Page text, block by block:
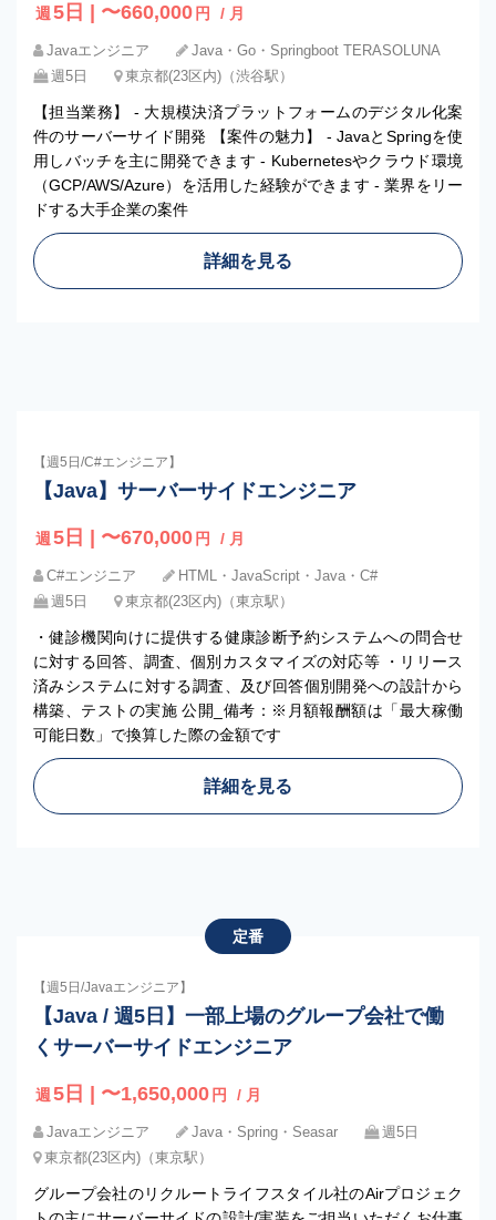
週 5日 | 〜660,000 円 / 月
Javaエンジニア
Java・Go・Springboot TERASOLUNA
週5日
東京都(23区内)（渋谷駅）
【担当業務】 - 大規模決済プラットフォームのデジタル化案
件のサーバーサイド開発 【案件の魅力】 - JavaとSpringを使
用しバッチを主に開発できます - Kubernetesやクラウド環境
（GCP/AWS/Azure）を活用した経験ができます - 業界をリー
ドする大手企業の案件
詳細を見る
【週5日/C#エンジニア】
【Java】サーバーサイドエンジニア
週 5日 | 〜670,000 円 / 月
C#エンジニア
HTML・JavaScript・Java・C#
週5日
東京都(23区内)（東京駅）
・健診機関向けに提供する健康診断予約システムへの問合せ
に対する回答、調査、個別カスタマイズの対応等 ・リリース
済みシステムに対する調査、及び回答個別開発への設計から
構築、テストの実施 公開_備考：※月額報酬額は「最大稼働
可能日数」で換算した際の金額です
詳細を見る
定番
【週5日/Javaエンジニア】
【Java / 週5日】一部上場のグループ会社で働
くサーバーサイドエンジニア
週 5日 | 〜1,650,000 円 / 月
Javaエンジニア Java・Spring・Seasar
週5日
東京都(23区内)（東京駅）
グループ会社のリクルートライフスタイル社のAirプロジェク